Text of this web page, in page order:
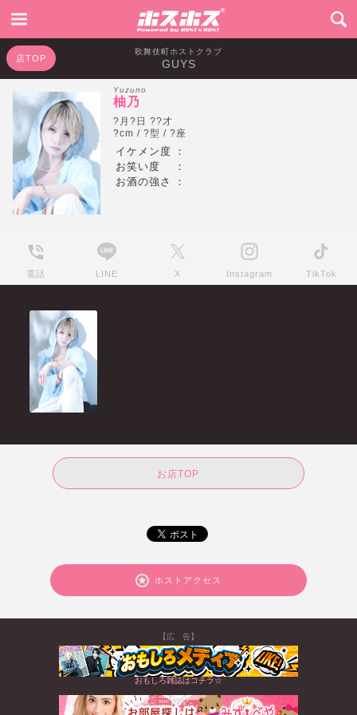
歌舞伎町ホストクラブ
GUYS
店TOP
Yuzuno
柚乃
?月?日 ??才
?cm / ?型 / ?座
イケメン度
：
お笑い度
：
お酒の強さ
：
電話 LINE X Instagram TikTok
お店TOP
ホストアクセス
【広 告】
おもしろ雑誌はコチラ☆